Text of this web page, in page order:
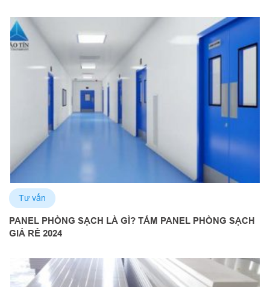
Tư vấn
PANEL PHÒNG SẠCH LÀ GÌ? TẤM PANEL PHÒNG SẠCH
GIÁ RẺ 2024